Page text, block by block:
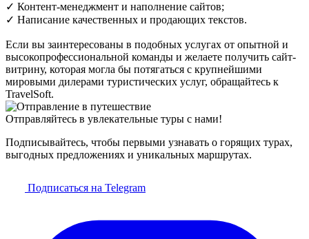
✓ Контент-менеджмент и наполнение сайтов;
✓ Написание качественных и продающих текстов.
Если вы заинтересованы в подобных услугах от опытной и
высокопрофессиональной команды и желаете получить сайт-
витрину, которая могла бы потягаться с крупнейшими
мировыми дилерами туристических услуг, обращайтесь к
TravelSoft.
Отправляйтесь в увлекательные туры с нами!
Подписывайтесь, чтобы первыми узнавать о горящих турах,
выгодных предложениях и уникальных маршрутах.
Подписаться на Telegram